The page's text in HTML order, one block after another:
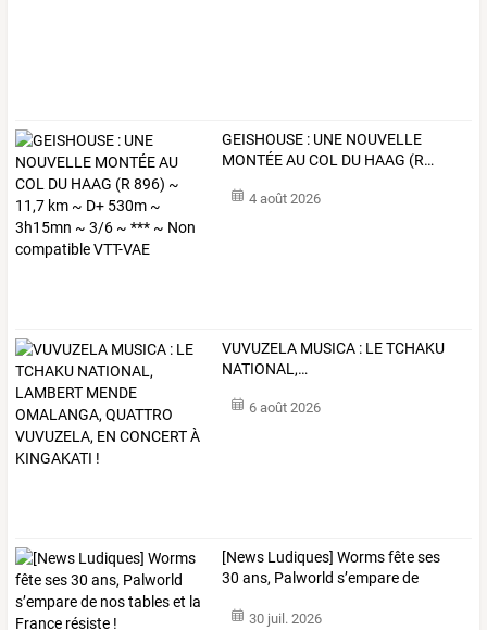
GEISHOUSE : UNE NOUVELLE
MONTÉEAUCOL DU HAAG (R…
4 août 2026
VUVUZELA MUSICA : LETCHAKU
NATIONAL,…
6 août 2026
[News Ludiques] Wormsfêteses
30 ans, Palworld s’emparede
30 juil. 2026